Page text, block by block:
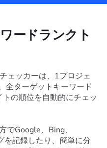
ードランクト
ェッカーは、1プロジェ
全ターゲットキーワード
の順位を自動的にチェッ
でGoogle、Bing、
を記録したり、簡単に分